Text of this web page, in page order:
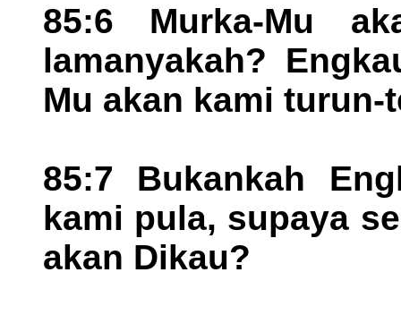
85:6 Murka-Mu
lamanyakah?
Mu akan kami turun-
85:7 Bukankah
kami pula, supaya
akan Dikau?